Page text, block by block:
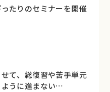
たりのセミナーを開催
て、総復習や苦手単元
ように進まない…